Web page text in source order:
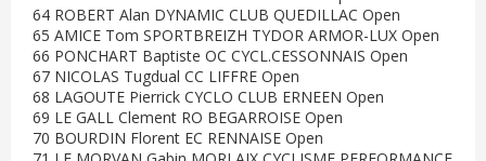
64 ROBERT Alan DYNAMIC CLUB QUEDILLAC Open
65 AMICE Tom SPORTBREIZH TYDOR ARMOR-LUX Open
66 PONCHART Baptiste OC CYCL.CESSONNAIS Open
67 NICOLAS Tugdual CC LIFFRE Open
68 LAGOUTE Pierrick CYCLO CLUB ERNEEN Open
69 LE GALL Clement RO BEGARROISE Open
70 BOURDIN Florent EC RENNAISE Open